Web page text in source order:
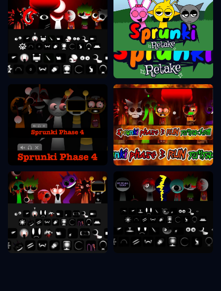
Sprunki faza 8 Sprunki ponovni posnetek
Sprunki faza 4 Sprunki faza 3
Sprunki faza 10 Sprunki faza 9